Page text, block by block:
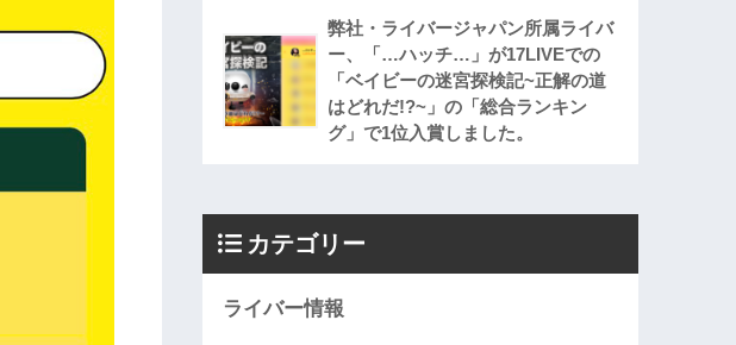
弊社・ライバージャパン所属ライバ
ー、「…ハッチ…」が17LIVEでの
「ベイビーの迷宮探検記~正解の道
はどれだ!?~」の「総合ランキン
グ」で1位入賞しました。
カテゴリー
ライバー情報